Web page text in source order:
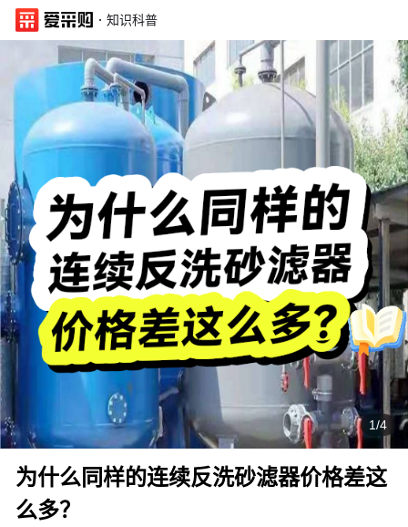
· 知识科普
1/4
为什么同样的连续反洗砂滤器价格差这
么多？